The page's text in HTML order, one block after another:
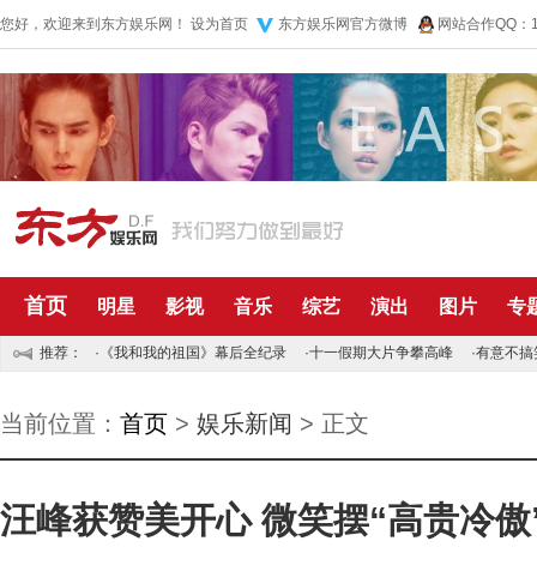
您好，欢迎来到东方娱乐网！ 设为首页 东方娱乐网官方微博 网站合作QQ
首页 明星 影视 音乐 综艺 演出 图片 专
推荐： · 《我和我的祖国》幕后全纪录 ·十一假期大片争攀高峰 ·有意不搞
当前位置： 首页 > 娱乐新闻 > 正文
汪峰获赞美开心 微笑摆“高贵冷